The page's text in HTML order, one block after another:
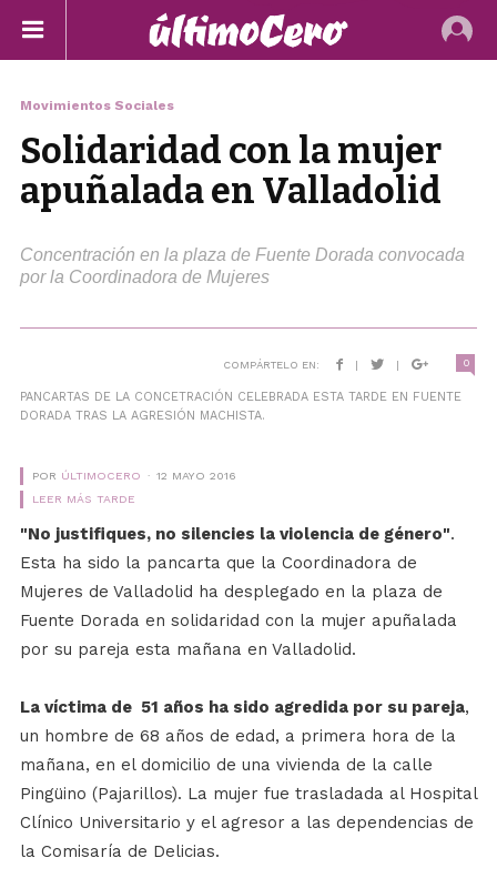
Movimientos Sociales
Solidaridad con la mujer
apuñalada en Valladolid
Concentración en la plaza de Fuente Dorada convocada
por la Coordinadora de Mujeres
COMPÁRTELO EN: | | 0
PANCARTAS DE LA CONCETRACIÓN CELEBRADA ESTA TARDE EN FUENTE
DORADA TRAS LA AGRESIÓN MACHISTA.
POR ÚLTIMOCERO
12 MAYO 2016
LEER MÁS TARDE
"No justifiques, no silencies la violencia de género".
Esta ha sido la pancarta que la Coordinadora de
Mujeres de Valladolid ha desplegado en la plaza de
Fuente Dorada en solidaridad con la mujer apuñalada
por su pareja esta mañana en Valladolid.
La víctima de 51 años ha sido agredida por su pareja,
un hombre de 68 años de edad, a primera hora de la
mañana, en el domicilio de una vivienda de la calle
Pingüino (Pajarillos). La mujer fue trasladada al Hospital
Clínico Universitario y el agresor a las dependencias de
la Comisaría de Delicias.